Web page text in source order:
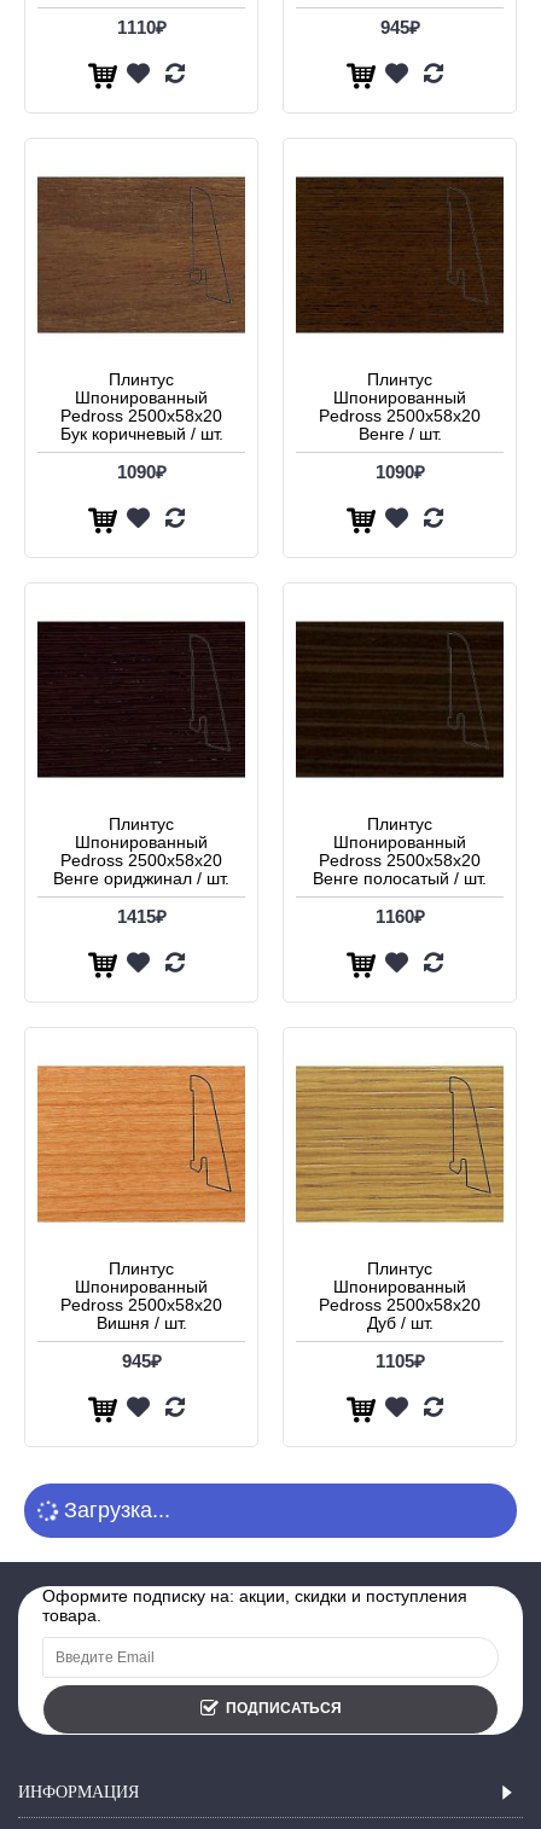
1110₽ 945₽
Плинтус
Шпонированный
Pedross 2500х58х20
Бук коричневый / шт.
1090₽
Плинтус
Шпонированный
Pedross 2500х58х20
Венге / шт.
1090₽
Плинтус
Шпонированный
Pedross 2500х58х20
Венге ориджинал / шт.
1415₽
Плинтус
Шпонированный
Pedross 2500х58х20
Венге полосатый / шт.
1160₽
Плинтус
Шпонированный
Pedross 2500х58х20
Вишня / шт.
945₽
Плинтус
Шпонированный
Pedross 2500х58х20
Дуб / шт.
1105₽
Загрузка...
Оформите подписку на: акции, скидки и поступления
товара.
ПОДПИСАТЬСЯ
ИНФОРМАЦИЯ